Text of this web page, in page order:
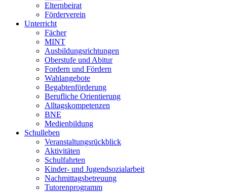
Elternbeirat
Förderverein
Unterricht
Fächer
MINT
Ausbildungsrichtungen
Oberstufe und Abitur
Fordern und Fördern
Wahlangebote
Begabtenförderung
Berufliche Orientierung
Alltagskompetenzen
BNE
Medienbildung
Schulleben
Veranstaltungsrückblick
Aktivitäten
Schulfahrten
Kinder- und Jugendsozialarbeit
Nachmittagsbetreuung
Tutorenprogramm